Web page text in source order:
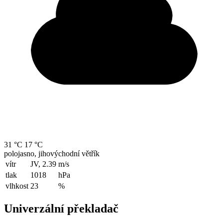
31 °C 17 °C
polojasno, jihovýchodní větřík
vítr
JV, 2.39 m/s
tlak
1018
hPa
vlhkost 23 %
Univerzální překladač